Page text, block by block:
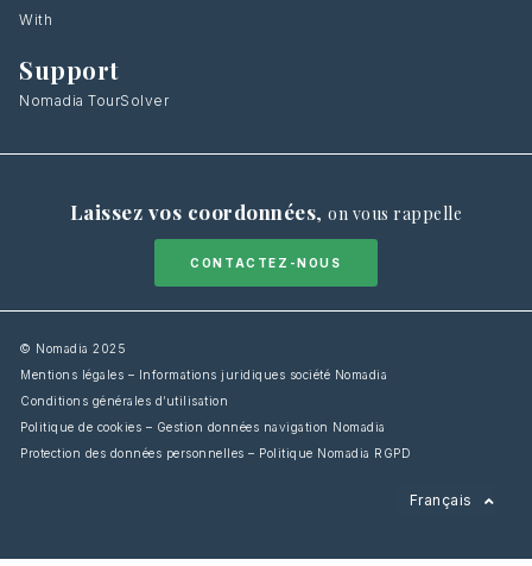
With
Support
Nomadia TourSolver
Laissez vos coordonnées,on vous rappelle
CONTACTEZ-NOUS
© Nomadia 2025
Mentions légales – Informations juridiques société Nomadia
Conditions générales d’utilisation
Politique de cookies – Gestion données navigation Nomadia
Protection des données personnelles – Politique Nomadia RGPD
Français
English